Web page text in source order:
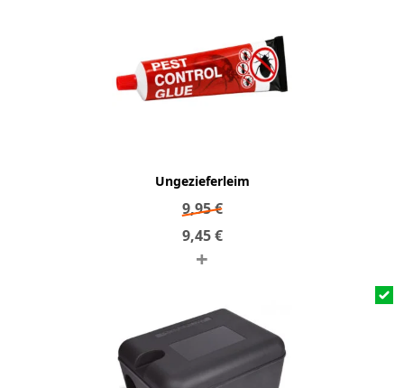
Ungezieferleim
9,95€
9,45€
+